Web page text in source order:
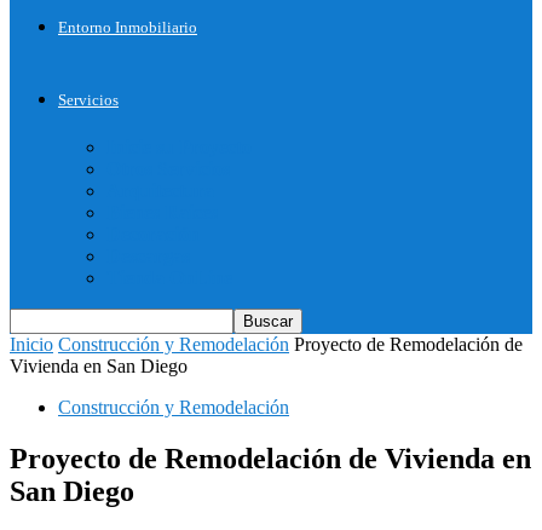
Entorno Inmobiliario
Servicios
Inicio Construcción y Remodelación Proyecto de Remodelación de
Vivienda en San Diego
Construcción y Remodelación
Proyecto de Remodelación de Vivienda en
San Diego